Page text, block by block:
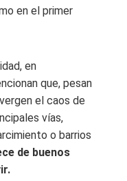
en el primer
en
que, pesan
el caos de
vías,
o barrios
de buenos